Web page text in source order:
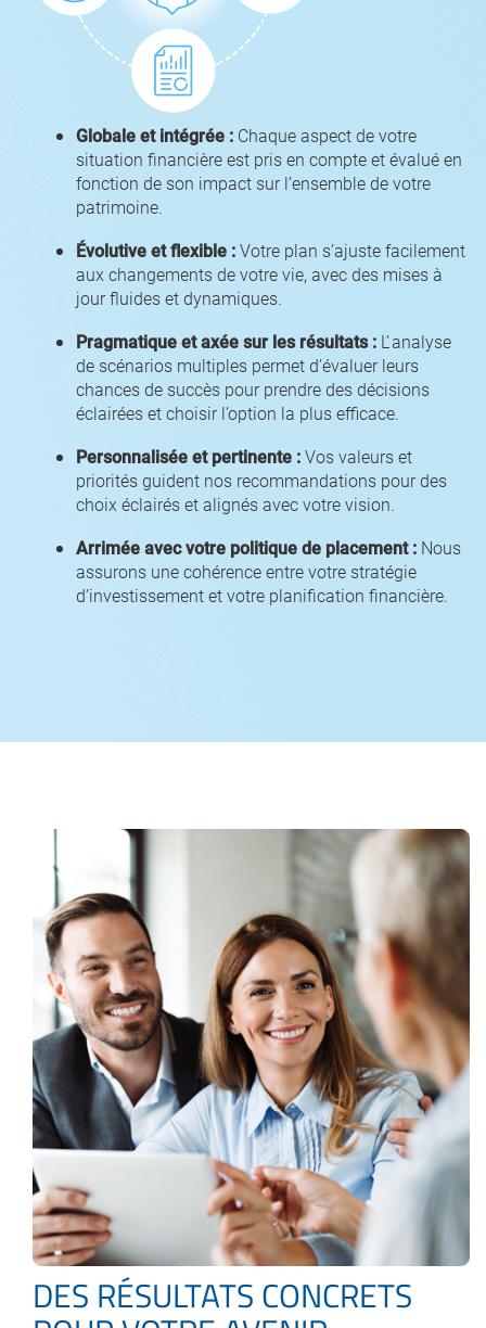
Globale et intégrée : Chaque aspect de votre
situation financière est pris en compte et évalué en
fonction de son impact sur l’ensemble de votre
patrimoine.
Évolutive et flexible :Votre plan s’ajuste facilement
aux changements de votre vie, avec des mises à
jour fluides et dynamiques.
Pragmatique et axée sur les résultats : L’ analyse
de scénarios multiples permet d’évaluer leurs
chances de succès pour prendre des décisions
éclairées et choisir l’option la plus efficace.
Personnalisée et pertinente :Vos valeurs et
priorités guident nos recommandations pour des
choix éclairés et alignés avec votre vision.
Arrimée avec votre politique de placement : Nous
assurons une cohérence entre votre stratégie
d’investissement et votre planification financière.
DES RÉSULTATS CONCRETS